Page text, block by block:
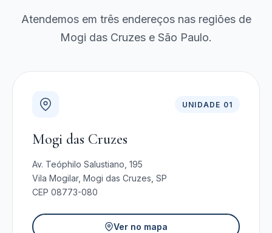
Atendemos em três endereços nas regiões de
Mogi das Cruzes e São Paulo.
UNIDADE 01
Mogi das Cruzes
Av. Teóphilo Salustiano, 195
Vila Mogilar, Mogi das Cruzes, SP
CEP 08773-080
Ver no mapa